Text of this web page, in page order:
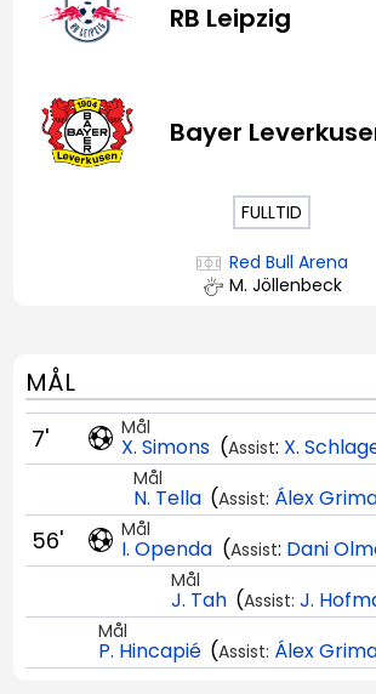
Serie ARB Leipzig
Bayer
FULLTID
Red Bull Arena
M. Jöllenbeck
MÅL
Mål
X. Simons (Assist: X.
7'
Mål
N. Tella (Assist: Álex
Mål
I. Openda (Assist: Dani
56'
Mål
J. Tah (Assist: J.
Mål
P. Hincapié (Assist: Álex